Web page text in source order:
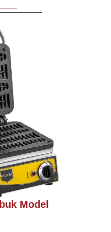
Model